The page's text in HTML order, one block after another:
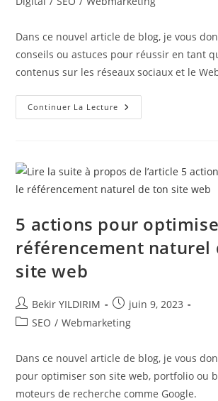
Même
?
publication :
Dans ce nouvel article de blog, je vous
conseils ou astuces pour réussir en tant
contenus sur les réseaux sociaux et le
Continuer La Lecture
TIPS
Que
CRÉATEUR
DE
CONTENUS
5 actions pour
référencement naturel
site web
Auteur/autrice
de
Bekir YILDIRIM
Publication
publiée :
juin 9, 2023
PostSEO / Webmarketing
Dans ce nouvel article de blog, je vous
pour optimiser son site web, portfolio ou
moteurs de recherche comme Google.